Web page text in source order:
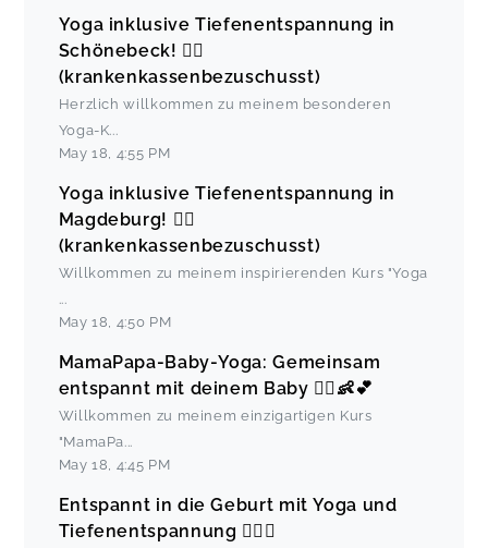
Yoga inklusive Tiefenentspannung in
Schönebeck! 🧘‍♀️
(krankenkassenbezuschusst)
Herzlich willkommen zu meinem besonderen
Yoga-K...
May 18 4:55 PM
Yoga inklusive Tiefenentspannung in
Magdeburg! 🧘‍♂️
(krankenkassenbezuschusst)
Willkommen zu meinem inspirierenden Kurs "Yoga
...
May 18 4:50 PM
MamaPapa-Baby-Yoga: Gemeinsam
entspannt mit deinem Baby 🧘‍♀️👶💕
Willkommen zu meinem einzigartigen Kurs
"MamaPa ...
May 18 4:45 PM
Entspannt in die Geburt mit Yoga und
Tiefenentspannung 🧘‍♀️✨